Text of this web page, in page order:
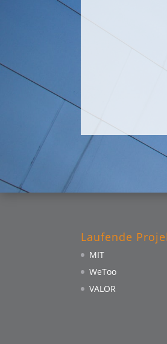
Laufende
MIT
WeToo
VALOR